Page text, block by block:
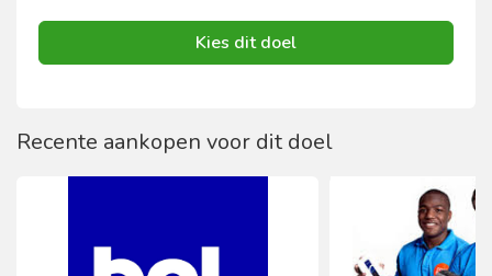
Kies dit doel
Recente aankopen voor dit doel